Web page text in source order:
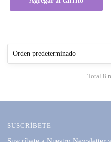
Total 8
SUSCRÍBETE